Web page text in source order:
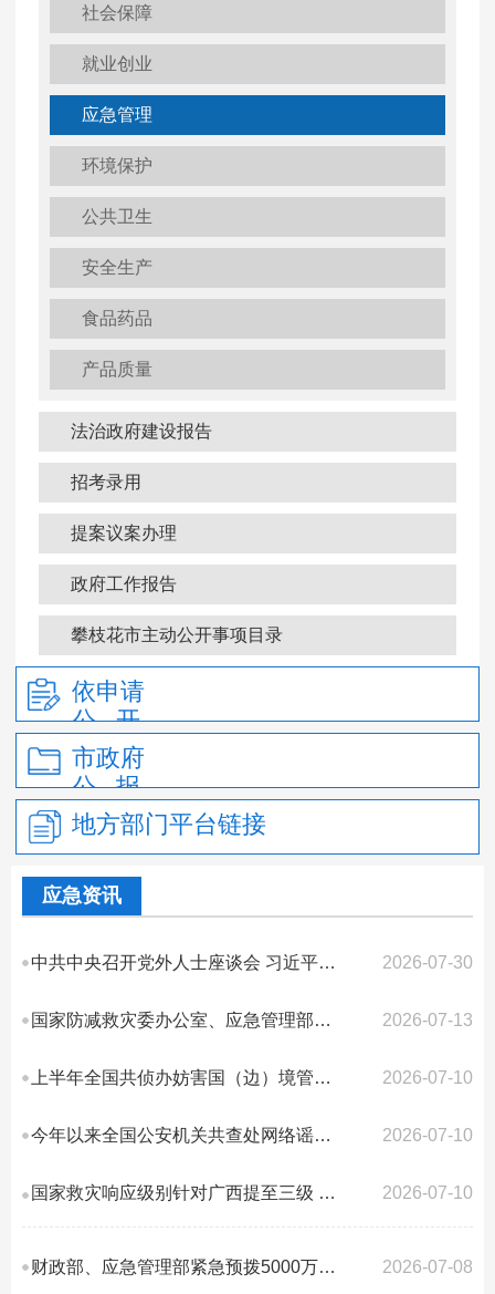
社会保障
就业创业
应急管理
环境保护
公共卫生
安全生产
食品药品
产品质量
法治政府建设报告
招考录用
提案议案办理
政府工作报告
攀枝花市主动公开事项目录
政府信息公开年报
依申请
公 开
市政府
公 报
地方部门平台链接
应急资讯
中共中央召开党外人士座谈会 习近平主持并发表重要讲话 2026-07-30
国家防减救灾委办公室、应急管理部会同国家粮食和储备局 调拨7万件中央救灾物... 2026-07-13
上半年全国共侦办妨害国（边）境管理犯罪案件1.14万起 2026-07-10
今年以来全国公安机关共查处网络谣言案8000余起 2026-07-10
国家救灾响应级别针对广西提至三级 相关部门持续部署重点地区防汛防台风工作 2026-07-10
财政部、应急管理部紧急预拨5000万元 中央自然灾害救灾资金 支持湖北、甘肃做... 2026-07-08